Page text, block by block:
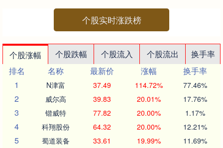
个股实时涨跌榜
个股涨幅 个股跌幅 个股流入 个股流出
换手率
排名
名称 最新价 涨幅
换手率
1
N津富 37.49 114.72% 77.46%
2 威尔高 39.83 20.01% 17.76%
3 锴威特 77.82 20.00% 1.17%
4 科翔股份 64.32 20.00% 12.21%
5 蜀道装备 33.61 19.99% 11.69%